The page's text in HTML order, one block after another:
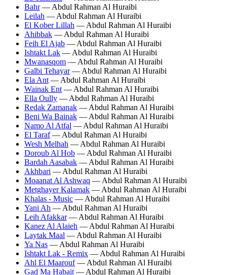
Bahr— Abdul Rahman Al Huraibi
Leilah — Abdul Rahman Al Huraibi
El Kober Lillah — Abdul Rahman Al Huraibi
Ahibbak — Abdul Rahman Al Huraibi
Feih El Ajab — Abdul Rahman Al Huraibi
Ishtakt Lak — Abdul Rahman Al Huraibi
Mwanasqom — Abdul Rahman Al Huraibi
Galbi Tehayar— Abdul Rahman Al Huraibi
Ela Ant — Abdul Rahman Al Huraibi
Wainak Ent — Abdul Rahman Al Huraibi
Ella Oully — Abdul Rahman Al Huraibi
Redak Zamanak — Abdul Rahman Al Huraibi
Beni Wa Bainak — Abdul Rahman Al Huraibi
Namo Al Atfal — Abdul Rahman Al Huraibi
El Taraf— Abdul Rahman Al Huraibi
Wesh Melhah — Abdul Rahman Al Huraibi
Doroub Al Hob — Abdul Rahman Al Huraibi
Bardah Aasabak — Abdul Rahman Al Huraibi
Akhbari — Abdul Rahman Al Huraibi
Moaanat Al Ashwaq — Abdul Rahman Al Huraibi
Metghayer Kalamak — Abdul Rahman Al Huraibi
Khalas - Music — Abdul Rahman Al Huraibi
Yani Ah — Abdul Rahman Al Huraibi
Leih Afakkar— Abdul Rahman Al Huraibi
Kanez Al Alaieh — Abdul Rahman Al Huraibi
Laytak Maal — Abdul Rahman Al Huraibi
Ya Nas — Abdul Rahman Al Huraibi
Ishtakt Lak - Remix — Abdul Rahman Al Huraibi
Ahl El Maarouf— Abdul Rahman Al Huraibi
Gad Ma Habait — Abdul Rahman Al Huraibi